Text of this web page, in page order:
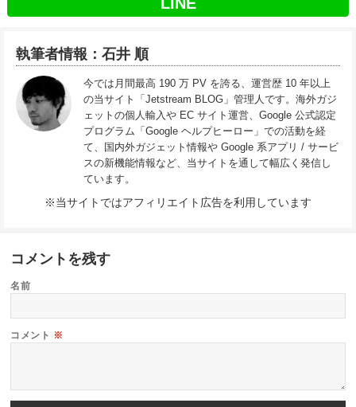
執筆者情報：石井 順
今では月間最高 190 万 PV を誇る、運営歴 10 年以上
の当サイト「Jetstream BLOG」管理人です。海外ガジ
ェットの個人輸入や EC サイト運営、Google 公式認定
プログラム「Google ヘルプヒーロー」での活動を経
て、国内外ガジェット情報や Google 系アプリ / サービ
スの新機能情報など、当サイトを通して幅広く発信し
ています。
※当サイトではアフィリエイト広告を利用しています
コメントを残す
名前
コメント ※